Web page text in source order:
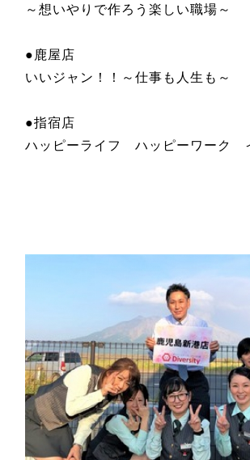
～想いやりで作ろう楽しい職場～
●鹿屋店
いいジャン！！～仕事も人生も～
●指宿店
ハッピーライフ ハッピーワーク